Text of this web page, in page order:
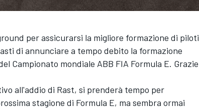
per assicurarsi la migliore formazione di piloti
di annunciare a tempo debito la formazione
Campionato mondiale ABB FIA Formula E. Grazie
all'addio di Rast, si prenderà tempo per
stagione di Formula E, ma sembra ormai